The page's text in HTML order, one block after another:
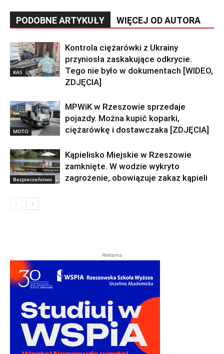
PODOBNE ARTYKUŁY WIĘCEJ OD AUTORA
KAS
Kontrola ciężarówki z Ukrainy
przyniosła zaskakujące odkrycie.
Tego nie było w dokumentach [WIDEO,
ZDJĘCIA]
MOTO
MPWiK w Rzeszowie sprzedaje
pojazdy. Można kupić koparki,
ciężarówkę i dostawczaka [ZDJĘCIA]
Bezpieczeństwo
Kąpielisko Miejskie w Rzeszowie
zamknięte. W wodzie wykryto
zagrożenie, obowiązuje zakaz kąpieli
Reklama